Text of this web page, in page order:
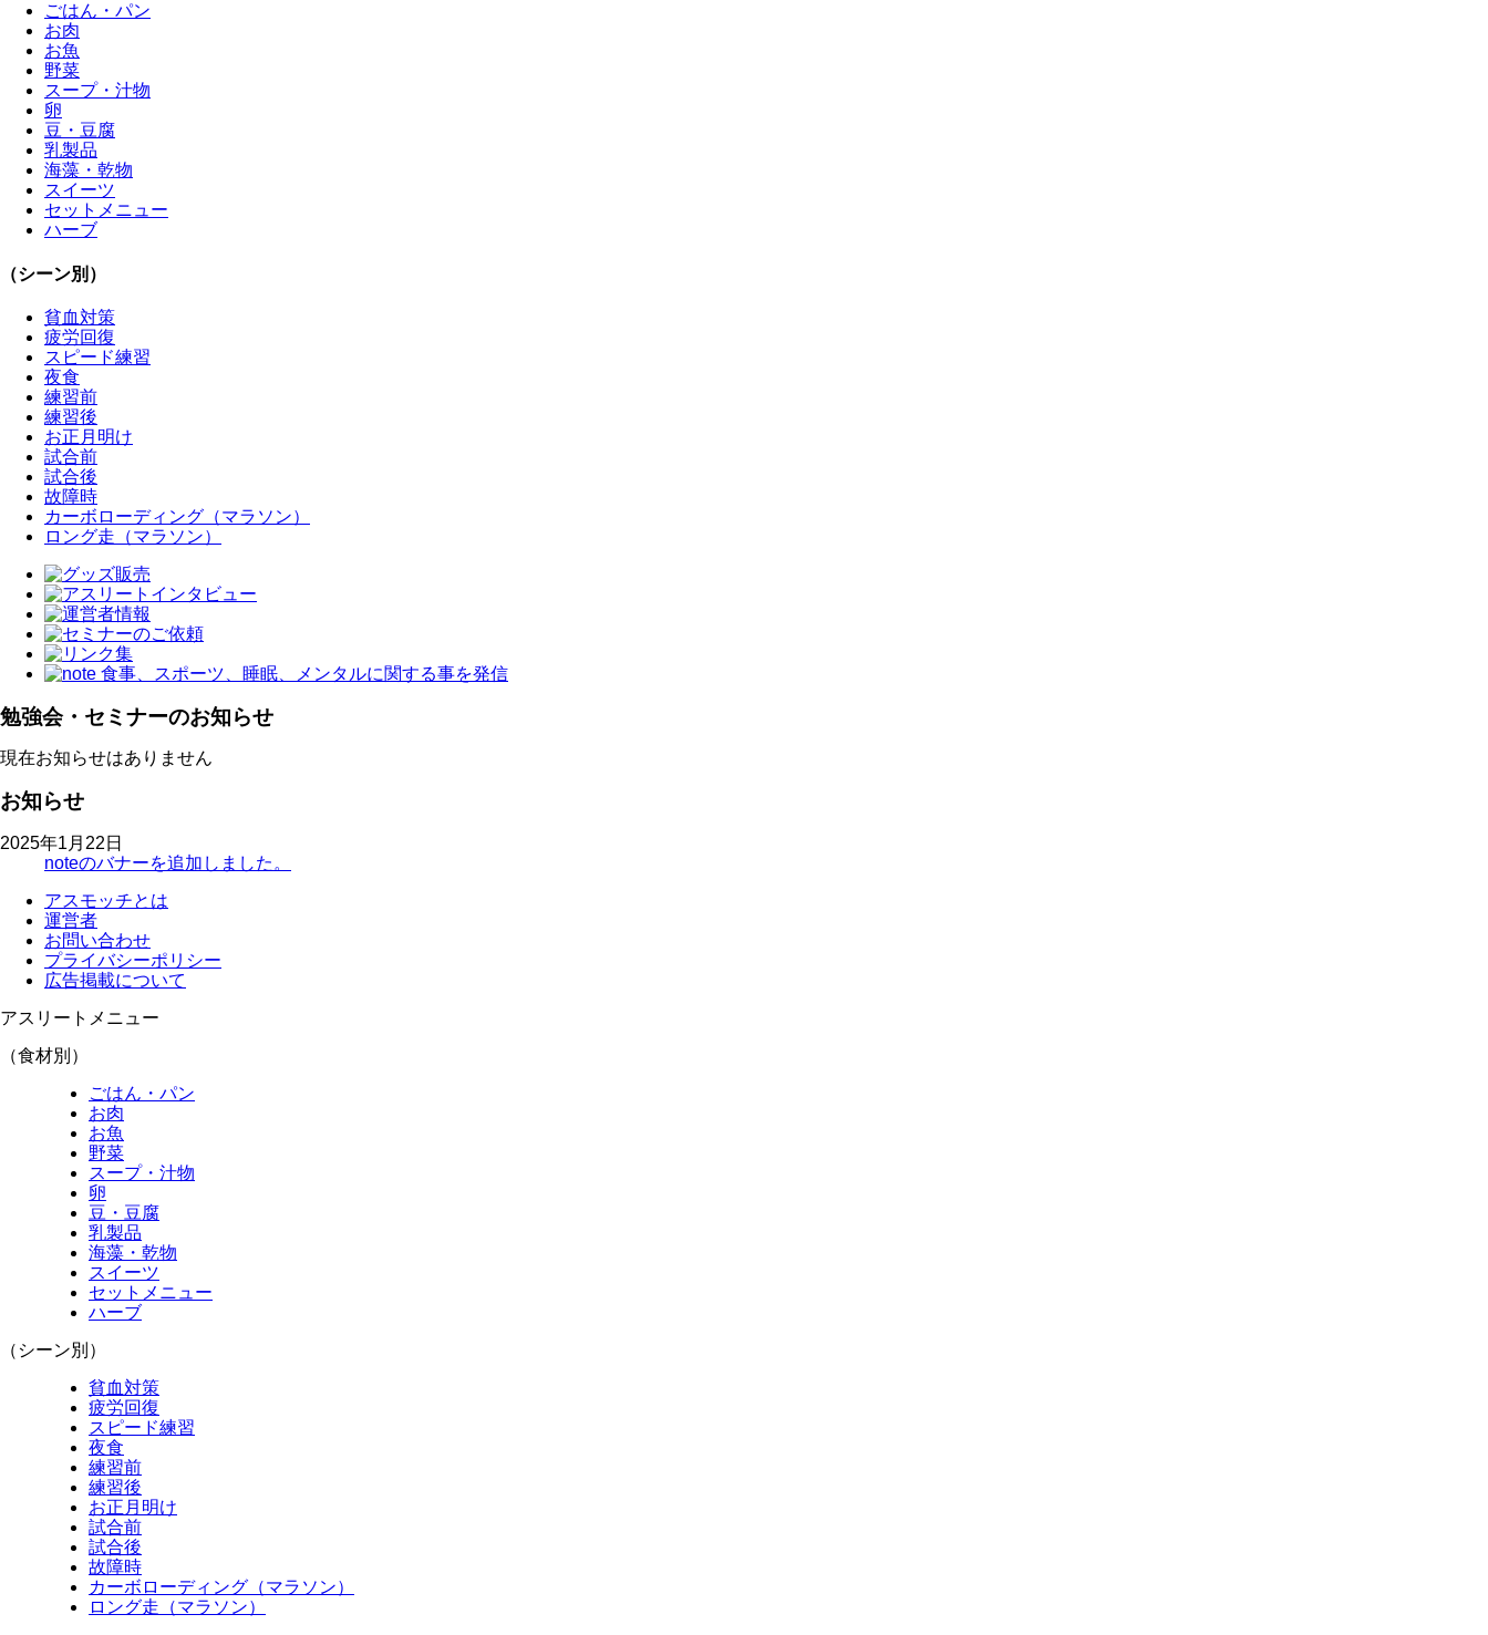
ごはん・パン
お肉
お魚
野菜
スープ・汁物
卵
豆・豆腐
乳製品
海藻・乾物
スイーツ
セットメニュー
ハーブ
（シーン別）
貧血対策
疲労回復
スピード練習
夜食
練習前
練習後
お正月明け
試合前
試合後
故障時
カーボローディング（マラソン）
ロング走（マラソン）
勉強会・セミナーのお知らせ
現在お知らせはありません
お知らせ
2025年1月22日
noteのバナーを追加しました。
アスモッチとは
運営者
お問い合わせ
プライバシーポリシー
広告掲載について
アスリートメニュー
（食材別）
ごはん・パン
お肉
お魚
野菜
スープ・汁物
卵
豆・豆腐
乳製品
海藻・乾物
スイーツ
セットメニュー
ハーブ
（シーン別）
貧血対策
疲労回復
スピード練習
夜食
練習前
練習後
お正月明け
試合前
試合後
故障時
カーボローディング（マラソン）
ロング走（マラソン）